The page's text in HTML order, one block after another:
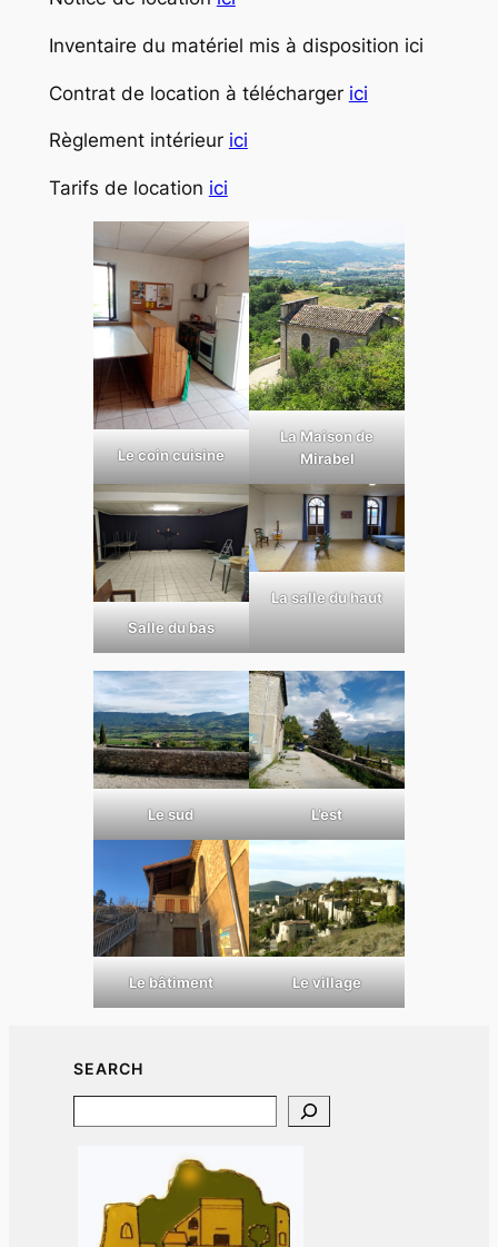
Inventaire du matériel mis à disposition ici
Contrat de location à télécharger ici
Règlement intérieur ici
Tarifs de location ici
Le coin cuisine
La Maison de
Mirabel
Salle du bas
La salle du haut
Le sud L’est
Le bâtiment Le village
SEARCH